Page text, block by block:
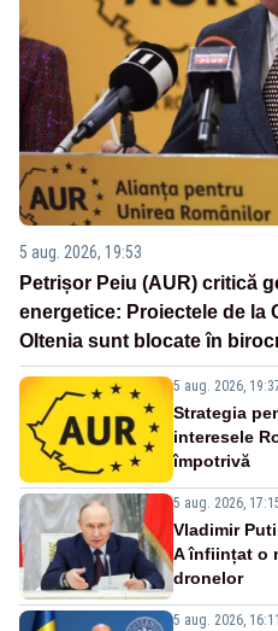
5 aug. 2026, 19:53
Petrișor Peiu (AUR) critică
energetice: Proiectele de la
Oltenia sunt blocate în
5 aug. 2026,
Strategia
interesele
împotrivă
5 aug. 2026,
Vladimir
A înființat o
dronelor
5 aug. 2026, 16:11